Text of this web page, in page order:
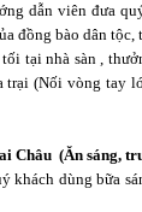
dẫn viên đưa
đồng bào dân
tại nhà sàn ,
(Nối vòng tay
Châu (Ăn sáng,
khách dùng bữa